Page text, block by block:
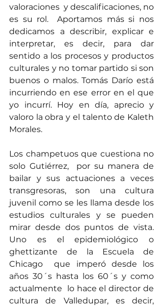
valoraciones  y descalificaciones, no
es su rol.  Aportamos más si nos
dedicamos a describir, explicar e
interpretar, es decir, para dar
sentido a los procesos y productos
culturales y no tomar partido si son
buenos o malos. Tomás Darío está
incurriendo en ese error en el que
yo incurrí. Hoy en día, aprecio y
valoro la obra y el talento de Kaleth
Morales.
Los champetuos que cuestiona no
solo Gutiérrez,  por su manera de
bailar y sus actuaciones a veces
transgresoras, son una cultura
juvenil como se les llama desde los
estudios culturales y se pueden
mirar desde dos puntos de vista.
Uno es el epidemiológico o
ghettizante de la Escuela de
Chicago  que imperó desde los
años 30´s hasta los 60´s y como
actualmente  lo hace el director de
cultura de Valledupar, es decir,